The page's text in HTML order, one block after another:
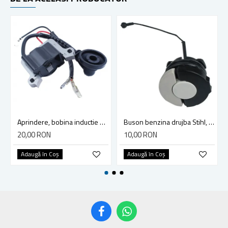
Aprindere, bobina inductie motocoasa chinezeasca TL43 TL 52, Ruris Dac 210, Dac 310
20,00 RON
Adaugă în Coş
Buson benzina drujba Stihl, model cu clapeta
10,00 RON
Adaugă în Coş